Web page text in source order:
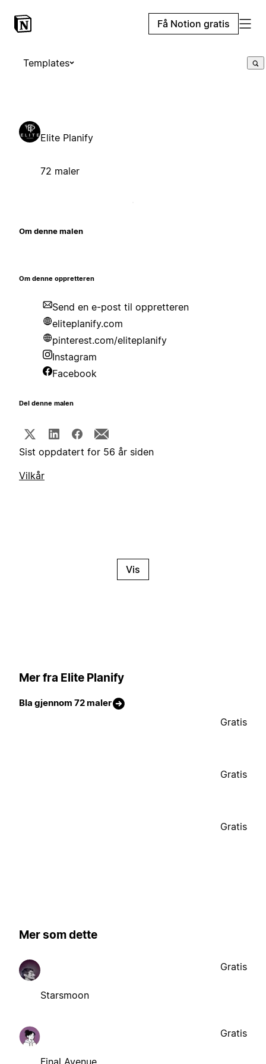
Få Notion gratis
Templates
Elite Planify
72 maler
Om denne malen
Om denne oppretteren
Send en e-post til oppretteren
eliteplanify.com
pinterest.com/eliteplanify
Instagram
Facebook
Del denne malen
Sist oppdatert for 56 år siden
Vilkår
Vis
Mer fra Elite Planify
Bla gjennom 72 maler
Gratis
Gratis
Gratis
Mer som dette
Starsmoon
Gratis
Final Avenue
Gratis